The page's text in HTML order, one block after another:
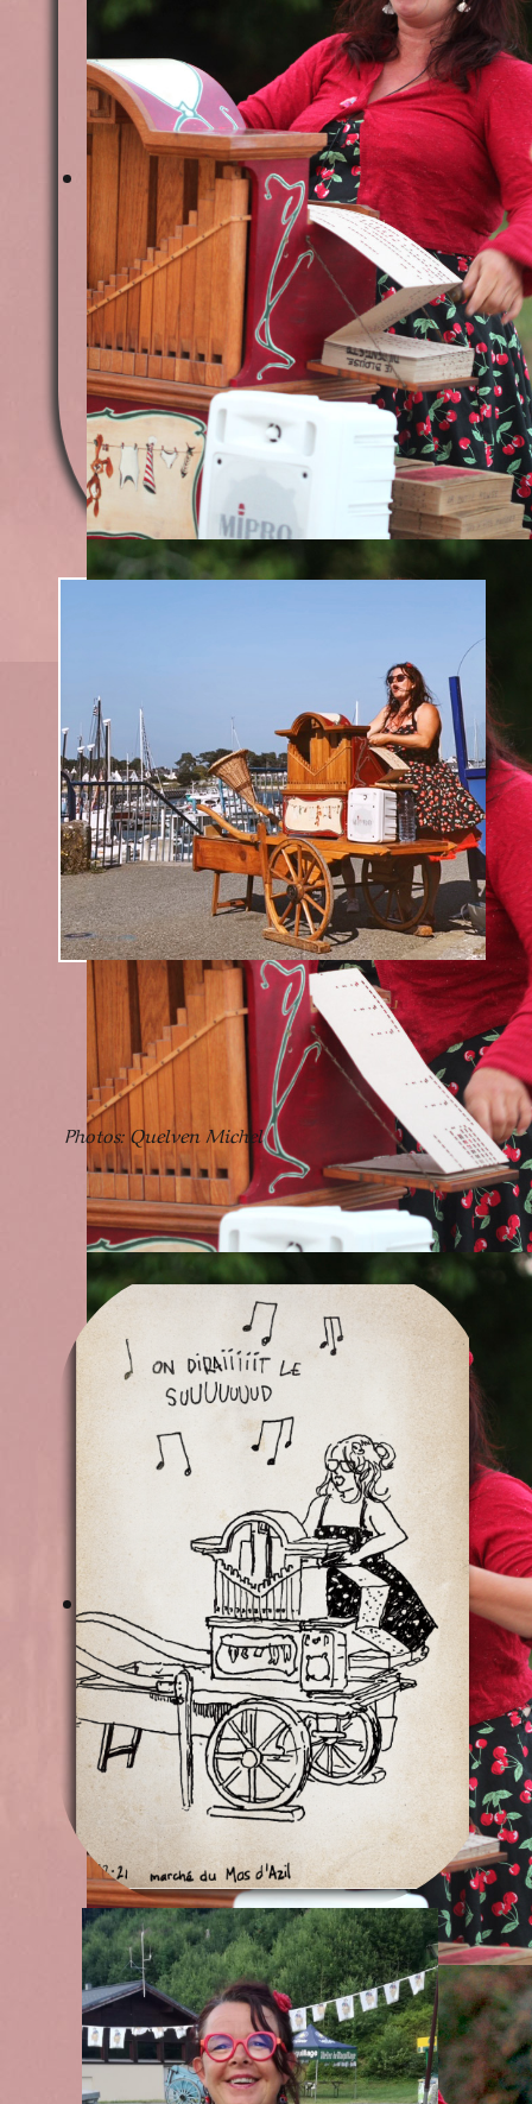
Photos: Quelven Michel